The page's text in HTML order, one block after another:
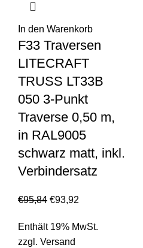
In den Warenkorb
F33 Traversen
LITECRAFT
TRUSS LT33B
050 3-Punkt
Traverse 0,50 m,
in RAL9005
schwarz matt, inkl.
Verbindersatz
€95,84 €93,92
Enthält 19% MwSt.
zzgl. Versand